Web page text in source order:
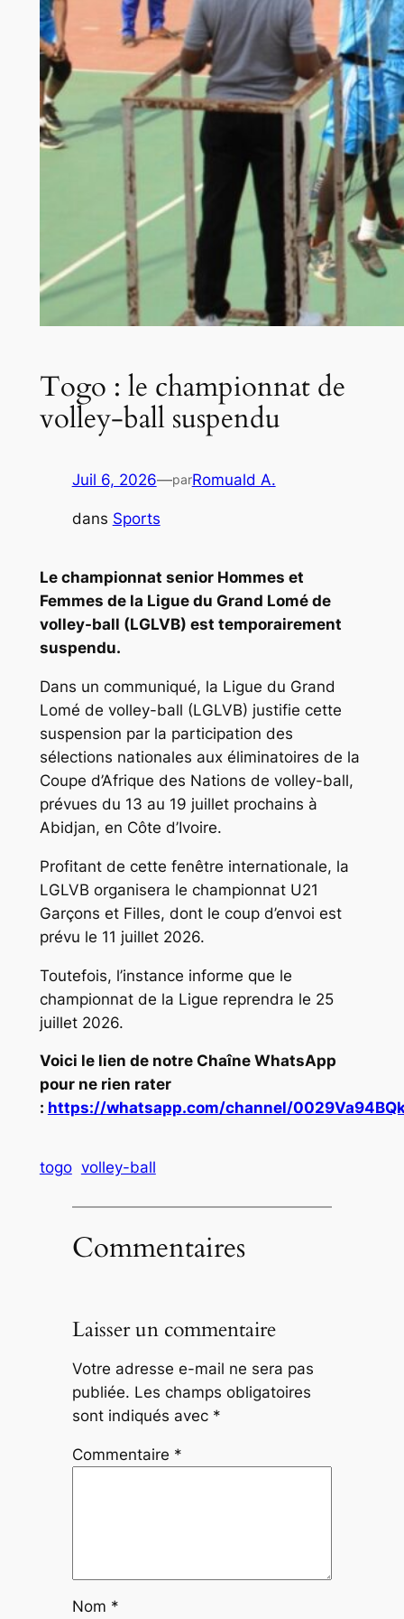
Togo : le championnat de
volley-ball suspendu
Juil 6, 2026—parRomuald A.
dans Sports
Le championnat senior Hommes et
Femmes de la Ligue du Grand Lomé de
volley-ball (LGLVB) est temporairement
suspendu.
Dans un communiqué, la Ligue du Grand
Lomé de volley-ball (LGLVB) justifie cette
suspension par la participation des
sélections nationales aux éliminatoires de la
Coupe d’Afrique des Nations de volley-ball,
prévues du 13 au 19 juillet prochains à
Abidjan, en Côte d’Ivoire.
Profitant de cette fenêtre internationale, la
LGLVB organisera le championnat U21
Garçons et Filles, dont le coup d’envoi est
prévu le 11 juillet 2026.
Toutefois, l’instance informe que le
championnat de la Ligue reprendra le 25
juillet 2026.
Voici le lien de notre Chaîne WhatsApp
pour ne rien rater
: https://whatsapp.com/channel/
togo volley-ball
Commentaires
Laisser un commentaire
Votre adresse e-mail ne sera pas
publiée. Les champs obligatoires
sont indiqués avec *
Commentaire *
Nom *